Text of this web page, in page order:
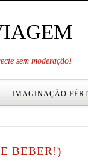
sem moderação!
IMAGINAÇÃO
BEBER!)